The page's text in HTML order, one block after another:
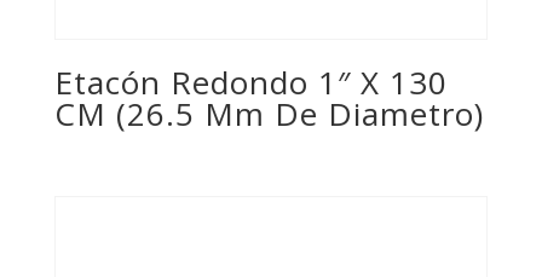
Etacón Redondo 1″ X 130
CM (26.5 Mm De Diametro)